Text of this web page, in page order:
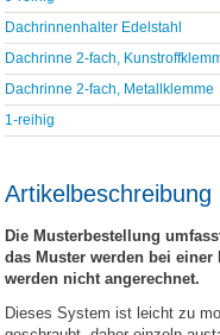
Dachrinnenhalter Edelstahl
Dachrinne 2-fach,
Dachrinne 2-fach, Metallklemme
1-reihig
Artikelbeschreibung
Die Musterbestellung
das Muster werden bei
werden nicht angerechnet.
Dieses System ist leicht zu